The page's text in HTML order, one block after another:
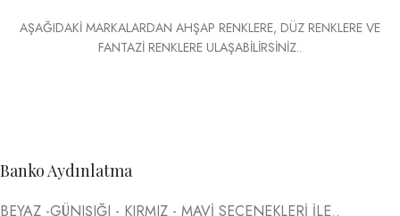
AŞAĞIDAKİ MARKALARDAN AHŞAP RENKLERE, DÜZ RENKLERE VE
FANTAZİ RENKLERE ULAŞABİLİRSİNİZ..
Banko Aydınlatma
BEYAZ -GÜNIŞIĞI - KIRMIZ - MAVİ SEÇENEKLERİ İLE..